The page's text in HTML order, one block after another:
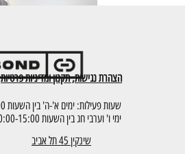
SOLD OUT
הצהרת נגישות, תקנון ומדיניות פרטיות
שעות פעילות: ימים א'-ה' בין השעות 10:00-20:00
ימי ו' וערבי חג בין השעות 10:00-15:00
שינקין 45 תל אביב